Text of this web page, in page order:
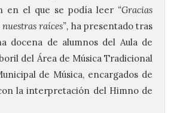
en el que se podía leer “Gracias
raíces”, ha presentado tras
docena de alumnos del Aula de
del Área de Música Tradicional
de Música, encargados de
la interpretación del Himno de
certamen,
por el Instituto
de Música
de la Universidad
de Salamanca
composiciones
a coro, con un
Las candidaturas
hasta el 30 de
a […]